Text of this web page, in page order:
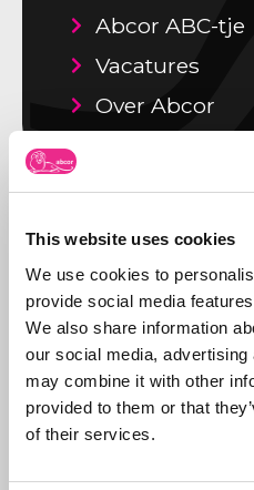
This website uses cookies
We use cookies to
provide social media
We also share information
our social media,
may combine it with other
provided to them or that
of their services.
Abcor ABC-tje
Vacatures
Over Abcor
Spookfacturen
autoriteiten?
Lees dit artikel »
Abba glutenvrij
Lees dit artikel »
SWITCH – niet
merkhouder
Lees dit artikel »